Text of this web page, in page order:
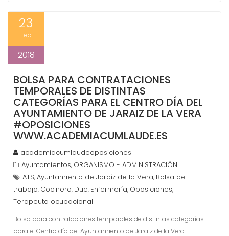
23
Feb
2018
BOLSA PARA CONTRATACIONES
TEMPORALES DE DISTINTAS
CATEGORÍAS PARA EL CENTRO DÍA DEL
AYUNTAMIENTO DE JARAIZ DE LA VERA
#OPOSICIONES
WWW.ACADEMIACUMLAUDE.ES
academiacumlaudeoposiciones
Ayuntamientos, ORGANISMO - ADMINISTRACIÓN
ATS,Ayuntamiento de Jaraíz de la Vera, Bolsa de
trabajo, Cocinero, Due, Enfermería, Oposiciones,
Terapeuta ocupacional
Bolsa para contrataciones temporales de distintas categorías
para el Centro día del Ayuntamiento de Jaraiz de la Vera